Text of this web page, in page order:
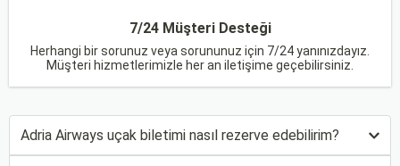
7/24 Müşteri Desteği
Herhangi bir sorunuz veya sorununuz için 7/24 yanınızdayız.
Müşteri hizmetlerimizle her an iletişime geçebilirsiniz.
Adria Airways uçak biletimi nasıl rezerve edebilirim?